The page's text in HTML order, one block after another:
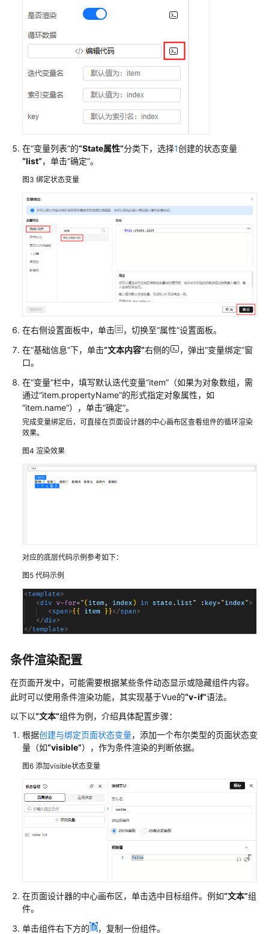
加
UI
引
擎
开
权
用
UI
引
创
建
前
端
UI
引
擎
页
计
发
前
端
页
面
设
计
器
入
端
项
目
页
面
设
计
创
建
为
引
在“变量列表”的“State属性”分类下，选择1创建的状态变量
“list”，单击“确定”。
图3 绑定状态变量
在右侧设置面板中，单击 ，切换至“属性”设置面板。
在“基础信息”下，单击“文本内容”右侧的 ，弹出“变量绑定”窗
口。
在“变量”栏中，填写默认迭代变量“item” （如果为对象数组，需
通过“item.propertyName”的形式指定对象属性，如
“item.name”），单击“确定”。
完成变量绑定后，可直接在页面设计器的中心画布区查看组件的循环渲染
效果。
图4 渲染效果
对应的底层代码示例参考如下：
图5 代码示例
条件渲染配置
在页面开发中，可能需要根据某些条件动态显示或隐藏组件内容。
此时可以使用条件渲染功能，其实现基于Vue的“v-if”语法。
以下以“文本”组件为例，介绍具体配置步骤：
根据创建与绑定页面状态变量，添加一个布尔类型的页面状态变
量（如“visible”），作为条件渲染的判断依据。
图6 添加visible状态变量
在页面设计器的中心画布区，单击选中目标组件。例如“文本”组
件。
单击组件右下方的
，复制一份组件。